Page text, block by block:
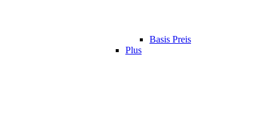
Basis Preis
Plus